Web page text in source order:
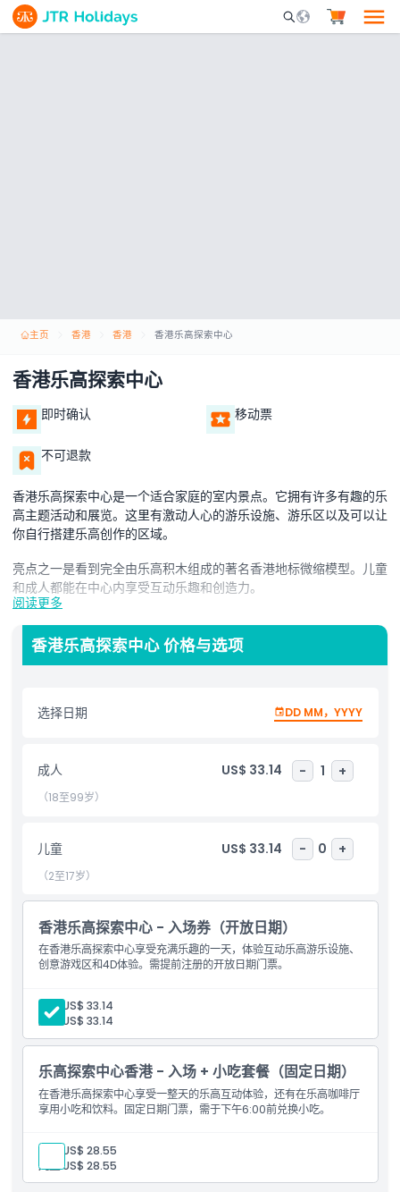
Mobile Search
主页 香港 香港 香港乐高探索中心
香港乐高探索中心
即时确认 移动票
不可退款
香港乐高探索中心是一个适合家庭的室内景点。它拥有许多有趣的乐
高主题活动和展览。这里有激动人心的游乐设施、游乐区以及可以让
你自行搭建乐高创作的区域。
亮点之一是看到完全由乐高积木组成的著名香港地标微缩模型。儿童
和成人都能在中心内享受互动乐趣和创造力。
香港乐高探索中心是与家人共度时光、探索奇妙乐高模型、参与激发
创造力和想象力的互动活动的绝佳场所。
儿童成人政策
排除项
营业时间
需要了解的事项
位置
如何兑换
取消政策
阅读更多
香港乐高探索中心 价格与选项
选择日期 DD MM，YYYY
成人 US$ 33.14 - 1 +
（18至99岁）
儿童 US$ 33.14 - 0 +
（2至17岁）
香港乐高探索中心 - 入场券（开放日期）
在香港乐高探索中心享受充满乐趣的一天，体验互动乐高游乐设施、
创意游戏区和4D体验。需提前注册的开放日期门票。
成人: US$ 33.14
儿童:
US$ 33.14
乐高探索中心香港 - 入场 + 小吃套餐（固定日期）
在香港乐高探索中心享受一整天的乐高互动体验，还有在乐高咖啡厅
享用小吃和饮料。固定日期门票，需于下午6:00前兑换小吃。
成人: US$ 28.55
儿童:US$ 28.55